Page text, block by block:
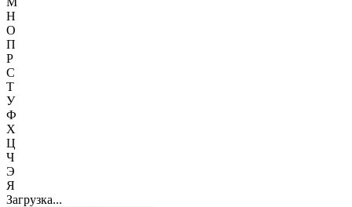
Н
О
П
Р
С
Т
У
Ф
Х
Ц
Ч
Э
Я
Загрузка...